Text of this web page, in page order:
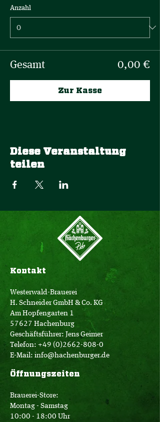
Anzahl
Gesamt 0,00 €
Zur Kasse
Diese Veranstaltung
teilen
Kontakt
Westerwald-Brauerei
H. Schneider GmbH & Co. KG
Am Hopfengarten 1
57627 Hachenburg
Geschäftsführer: Jens Geimer
Telefon: +49 (0)2662-808-0
E-Mail: info@hachenburger.de
Öffnungszeiten
Brauerei-Store:
Montag - Samstag
10:00 - 18:00 Uhr